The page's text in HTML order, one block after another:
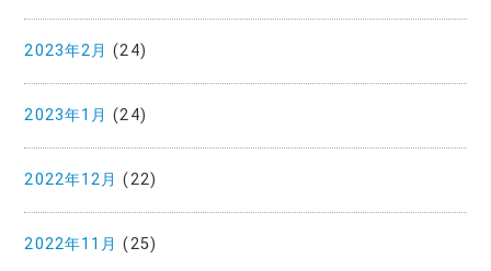
2023年2月 (24)
2023年1月 (24)
2022年12月 (22)
2022年11月 (25)